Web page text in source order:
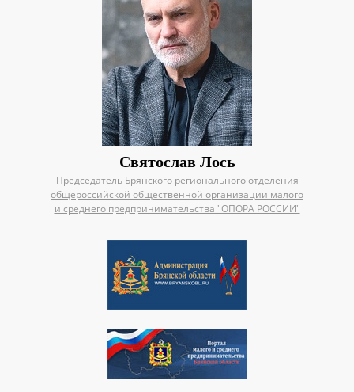
Святослав Лось
Председатель Брянского регионального отделения
общероссийской общественной организации малого
и среднего предпринимательства "ОПОРА РОССИИ"